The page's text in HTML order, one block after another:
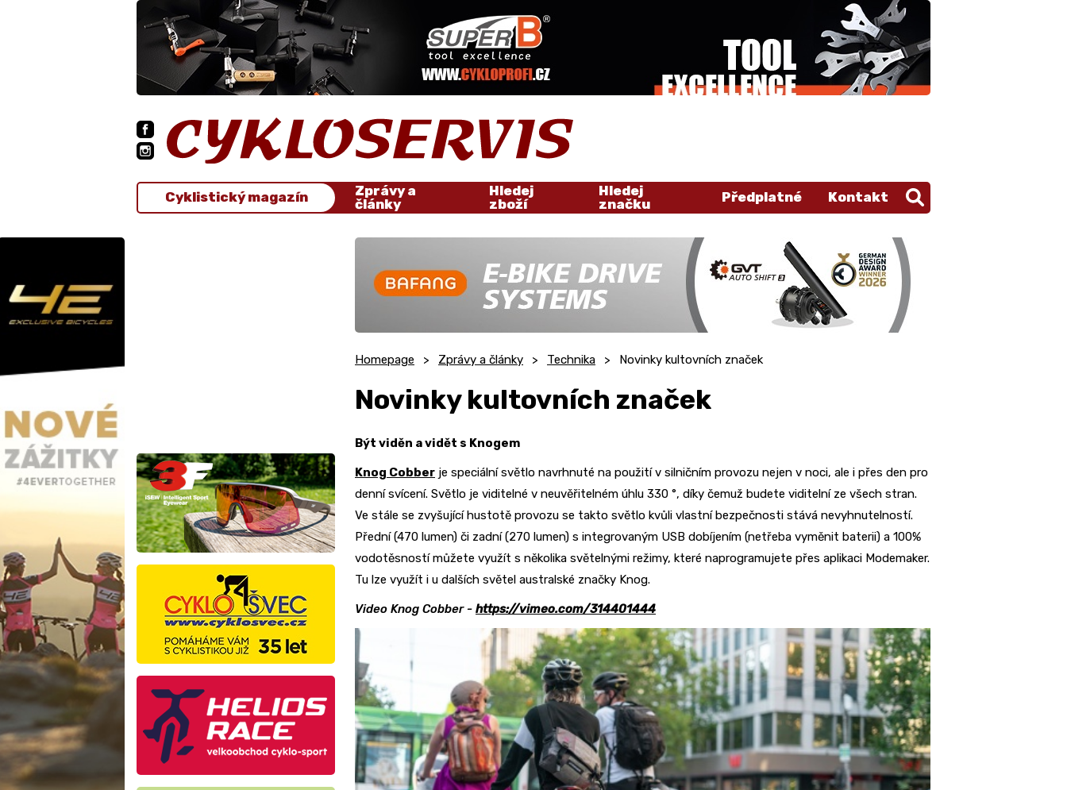
Cyklistický magazín
Zprávy a
články
Hledej
zboží
Hledej
značku
Předplatné Kontakt
Homepage Zprávy a články Technika Novinky kultovních značek
Novinky kultovních značek
Být viděn a vidět s Knogem
Knog Cobber je speciální světlo navrhnuté na použití v silničním provozu nejen v noci, ale i přes den pro
denní svícení. Světlo je viditelné v neuvěřitelném úhlu 330 °, díky čemuž budete viditelní ze všech stran.
Ve stále se zvyšující hustotě provozu se takto světlo kvůli vlastní bezpečnosti stává nevyhnutelností.
Přední (470 lumen) či zadní (270 lumen) s integrovaným USB dobíjením (netřeba vyměnit baterii) a 100%
vodotěsností můžete využít s několika světelnými režimy, které naprogramujete přes aplikaci Modemaker.
Tu lze využít i u dalších světel australské značky Knog.
Video Knog Cobber - https://vimeo.com/314401444